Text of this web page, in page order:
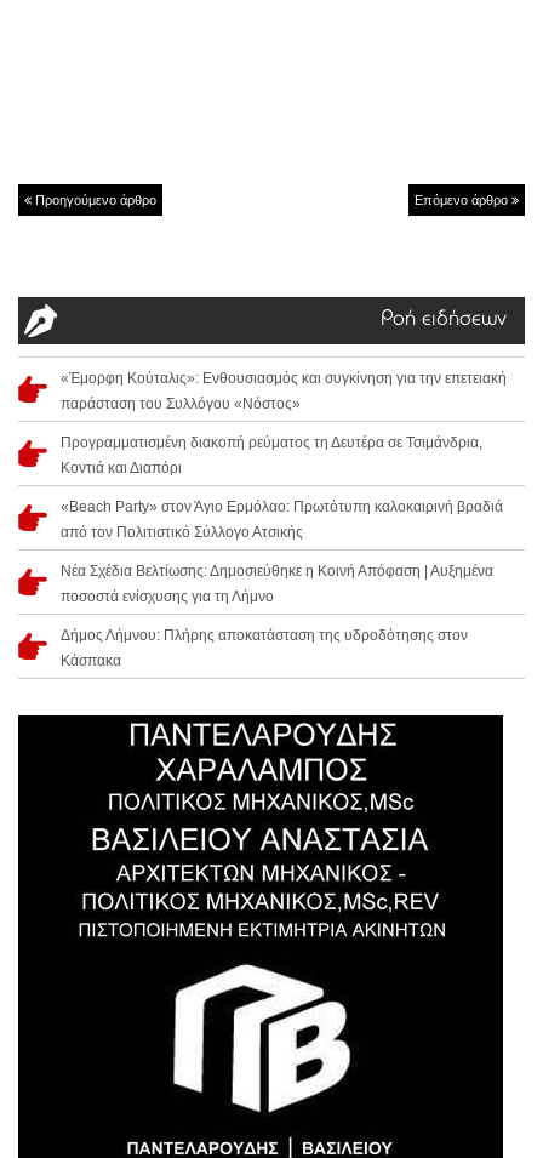
Προηγούμενο άρθρο Επόμενο άρθρο
Ροή ειδήσεων
«Έμορφη Κούταλις»: Ενθουσιασμός και συγκίνηση για την επετειακή
παράσταση του Συλλόγου «Νόστος»
Προγραμματισμένη διακοπή ρεύματος τη Δευτέρα σε Τσιμάνδρια,
Κοντιά και Διαπόρι
«Beach Party» στον Άγιο Ερμόλαο: Πρωτότυπη καλοκαιρινή βραδιά
από τον Πολιτιστικό Σύλλογο Ατσικής
Νέα Σχέδια Βελτίωσης: Δημοσιεύθηκε η Κοινή Απόφαση | Αυξημένα
ποσοστά ενίσχυσης για τη Λήμνο
Δήμος Λήμνου: Πλήρης αποκατάσταση της υδροδότησης στον
Κάσπακα